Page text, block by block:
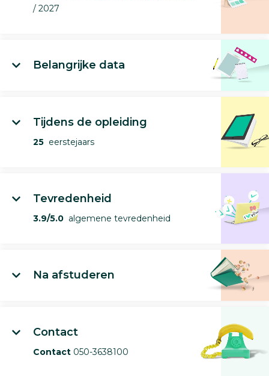
/ 2027
Belangrijke data
Tijdens de opleiding
25 eerstejaars
Tevredenheid
3.9/5.0 algemene tevredenheid
Na afstuderen
Contact
Contact 050-3638100